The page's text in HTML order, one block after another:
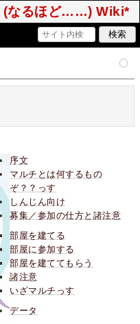
(なるほど……) Wiki*
序文
マルチとは何するもの
ぞ？？っす
しんじん向け
募集／参加の仕方と諸注意
部屋を建てる
部屋に参加する
部屋を建ててもらう
諸注意
いざマルチっす
データ